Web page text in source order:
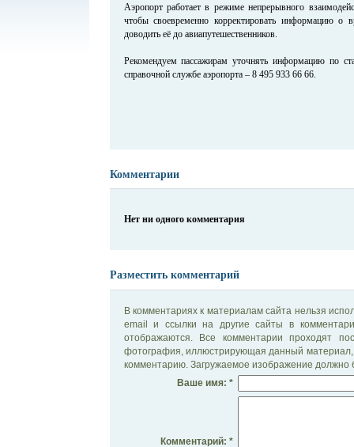
Аэропорт работает в режиме непрерывного
чтобы своевременно корректировать информацию о
доводить её до авиапутешественников.
Рекомендуем пассажирам уточнять информацию по
справочной службе аэропорта – 8 495 933 66 66.
Комментарии
Нет ни одного комментария
Разместить комментарий
В комментариях к материалам сайта нельзя
email и ссылки на другие сайты в
отображаются. Все комментарии проходят
фотография, иллюстрирующая данный материал,
комментарию. Загружаемое изображение должно
Ваше имя: *
Комментарий: *